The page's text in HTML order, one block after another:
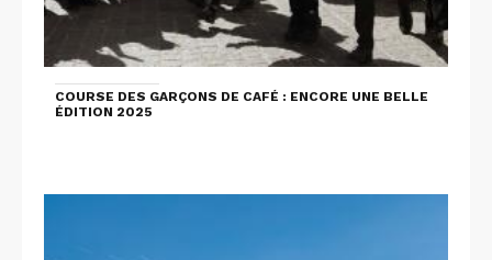
COURSE DES GARÇONS DE CAFÉ : ENCORE UNE BELLE
ÉDITION 2025